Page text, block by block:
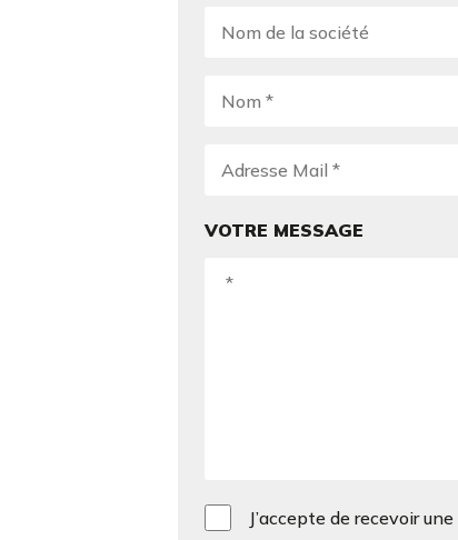
VOTRE MESSAGE
J’accepte de recevoir